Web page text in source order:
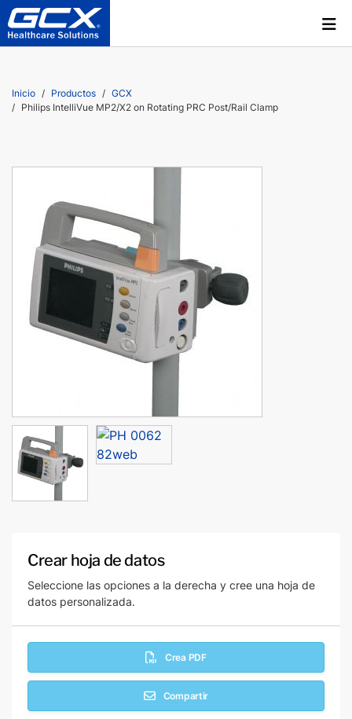
Inicio Productos
GCX
Philips IntelliVue MP2/X2 on Rotating PRC Post/Rail Clamp
Crear hoja de datos
Seleccione las opciones a la derecha y cree una hoja de
datos personalizada.
Crea PDF
Compartir